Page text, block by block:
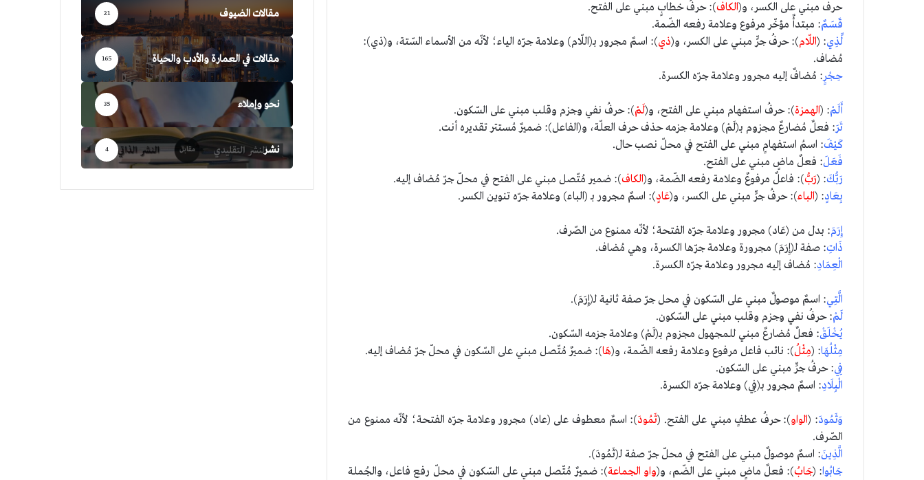
حرف مبني على الكسر، و(الكاف): حرفُ خطابٍ مبني على الفتح.
قَسَمٌ: مبتدأٌ مؤخّر مرفوع وعلامة رفعه الضّمة.
لِّذِي: (اللّام): حرفُ جرٍّ مبني على الكسر، و(ذي): اسمٌ مجرور بـ(اللّام) وعلامة جرّه الياء؛ لأنّه من الأسماء السّتة، و(ذي):
مُضاف.
حِجْرٍ: مُضافٌ إليه مجرور وعلامة جرّه الكسرة.
أَلَمْ: (الهمزة): حرفُ استفهام مبني على الفتح، و(لَمْ): حرفُ نفي وجزم وقلب مبني على السّكون.
تَرَ: فعلٌ مُضارعٌ مجزوم بـ(لَمْ) وعلامة جزمه حذف حرف العلّة، و(الفاعل): ضميرٌ مُستتر تقديره أنت.
كَيْفَ: اسمُ استفهامٍ مبني على الفتح في محلّ نصب حال.
فَعَلَ: فعلٌ ماضٍ مبني على الفتح.
رَبُّكَ: (رَبُّ): فاعلٌ مرفوعٌ وعلامة رفعه الضّمة، و(الكاف): ضمير مُتّصل مبني على الفتح في محلّ جرّ مُضاف إليه.
بِعَادٍ: (الباء): حرفُ جرٍّ مبني على الكسر، و(عَادٍ): اسمٌ مجرور بـ (الباء) وعلامة جرّه تنوين الكسر.
إِرَمَ: بدل من (عَاد) مجرور وعلامة جرّه الفتحة؛ لأنّه ممنوع من الصّرف.
ذَاتِ: صفة لـ(إِرَمَ) مجرورة وعلامة جرّها الكسرة، وهي مُضاف.
الْعِمَادِ: مُضاف إليه مجرور وعلامة جرّه الكسرة.
الَّتِي: اسمٌ موصولٌ مبني على السّكون في محل جرّ صفة ثانية لـ(إِرَمَ).
لَمْ: حرفُ نفي وجزم وقلب مبني على السّكون.
يُخْلَقْ: فعلٌ مُضارعٌ مبني للمجهول مجزوم بـ(لَمْ) وعلامة جزمه السّكون.
مِثْلُهَا: (مِثْلُ): نائب فاعل مرفوع وعلامة رفعه الضّمة، و(هَا): ضميرٌ مُتّصل مبني على السّكون في محلّ جرّ مُضاف إليه.
فِي: حرفُ جرٍّ مبني على السّكون.
الْبِلَادِ: اسمٌ مجرور بـ(فِي) وعلامة جرّه الكسرة.
وَثَمُودَ: (الواو): حرفُ عطفٍ مبني على الفتح. (ثَمُودَ): اسمٌ معطوف على (عاد) مجرور وعلامة جرّه الفتحة؛ لأنّه ممنوع من
الصّرف.
الَّذِينَ: اسمٌ موصولٌ مبني على الفتح في محلّ جرّ صفة لـ(ثَمُودَ).
جَابُوا: (جَابُ): فعلٌ ماضٍ مبني على الضّم، و(واو الجماعة): ضميرٌ مُتّصل مبني على السّكون في محلّ رفع فاعل، والجُملة
مقالات الضيوف 21
مقالات في العمارة والأدب والحياة 165
نحو وإملاء 35
نشر 4